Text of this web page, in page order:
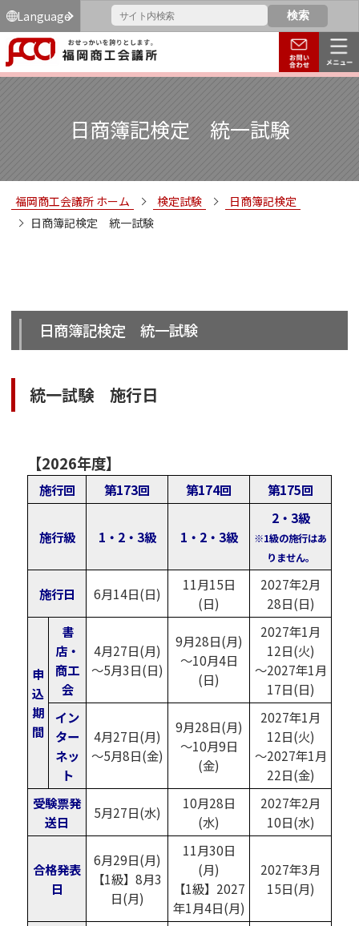
Language
日商簿記検定 統一試験
福岡商工会議所 ホーム 検定試験
日商簿記検定
日商簿記検定 統一試験
日商簿記検定 統一試験
統一試験 施行日
【2026年度】
施行回 第173回 第174回 第175回
施行級 1・2・3級 1・2・3級
2・3級
※1級の施行はあ
りません。
施行日 6月14日(日)
11月15日
(日)
2027年2月
28日(日)
申
込
期
間
書
店・
商工
会
4月27日(月)
～5月3日(日)
9月28日(月)
～10月4日
(日)
2027年1月
12日(火)
～2027年1月
17日(日)
イン
ター
ネッ
ト
4月27日(月)
～5月8日(金)
9月28日(月)
～10月9日
(金)
2027年1月
12日(火)
～2027年1月
22日(金)
受験票発
送日
5月27日(水)
10月28日
(水)
2027年2月
10日(水)
合格発表
日
6月29日(月)
【1級】8月3
日(月)
11月30日
(月)
【1級】2027
年1月4日(月)
2027年3月
15日(月)